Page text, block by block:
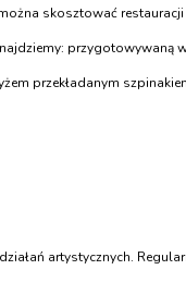
skosztować restauracji
przygotowywaną
przekładanym
artystycznych.